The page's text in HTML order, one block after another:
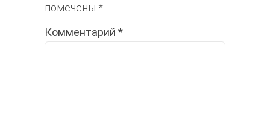
помечены *
Комментарий *